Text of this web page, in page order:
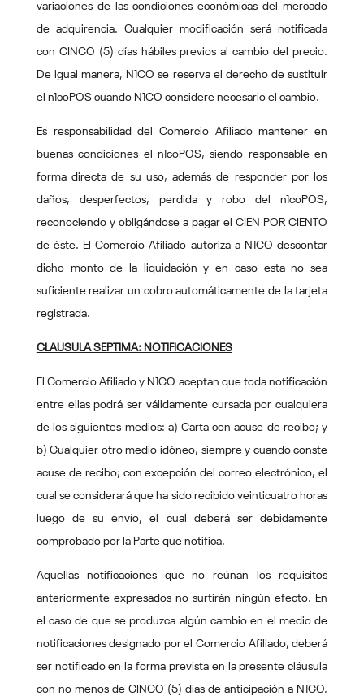
variaciones de las condiciones económicas del mercado
de adquirencia. Cualquier modificación será notificada
con CINCO (5) días hábiles previos al cambio del precio.
De igual manera, N1CO se reserva el derecho de sustituir
el n1coPOS cuando N1CO considere necesario el cambio.
Es responsabilidad del Comercio Afiliado mantener en
buenas condiciones el n1coPOS, siendo responsable en
forma directa de su uso, además de responder por los
daños, desperfectos, perdida y robo del n1coPOS,
reconociendo y obligándose a pagar el CIEN POR CIENTO
de éste. El Comercio Afiliado autoriza a N1CO descontar
dicho monto de la liquidación y en caso esta no sea
suficiente realizar un cobro automáticamente de la tarjeta
registrada.
CLAUSULA SEPTIMA: NOTIFICACIONES
El Comercio Afiliado y N1CO aceptan que toda notificación
entre ellas podrá ser válidamente cursada por cualquiera
de los siguientes medios: a) Carta con acuse de recibo; y
b) Cualquier otro medio idóneo, siempre y cuando conste
acuse de recibo; con excepción del correo electrónico, el
cual se considerará que ha sido recibido veinticuatro horas
luego de su envío, el cual deberá ser debidamente
comprobado por la Parte que notifica.
Aquellas notificaciones que no reúnan los requisitos
anteriormente expresados no surtirán ningún efecto. En
el caso de que se produzca algún cambio en el medio de
notificaciones designado por el Comercio Afiliado, deberá
ser notificado en la forma prevista en la presente cláusula
con no menos de CINCO (5) días de anticipación a N1CO.